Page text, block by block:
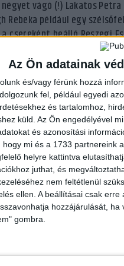
Az Ön adatainak
és/vagy férünk hozzá
fel, például egyedi
és tartalomhoz,
küld. Az Ön engedélyével
és azonosítási
hogy mi és a 1733 partnereink
helyre kattintva
juthat, és
nem feltétlenül
ellen. A beállításai csak
hozzájárulását,
gombra.
vágó (!) Lakatos Petra
Rebeka például egy
csereként beálló Reszegi
estében is gólt szerzett,
meg a hét a hat
élén lévő Balogh
Kelemen Dorina
a hálóba pattant a
a vendégcsapat,
Laura átlövései ültek
Fodor Vera
Kudor Kitti együttese, és
a két hátralévő